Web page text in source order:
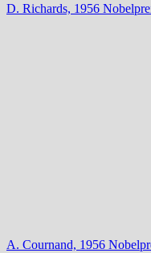
D. Richards, 1956
A. Cournand, 1956